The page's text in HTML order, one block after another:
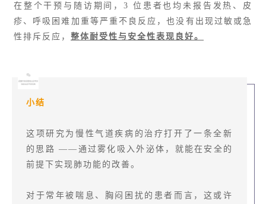
在整个干预与随访期间，3 位患者也均未报告发热、皮
疹、呼吸困难加重等严重不良反应，也没有出现过敏或急
性排斥反应， 整体耐受性与安全性表现良好。
小结
这项研究为慢性气道疾病的治疗打开了一条全新
的思路 ——通过雾化吸入外泌体，就能在安全的
前提下实现肺功能的改善。
对于常年被喘息、胸闷困扰的患者而言，这或许